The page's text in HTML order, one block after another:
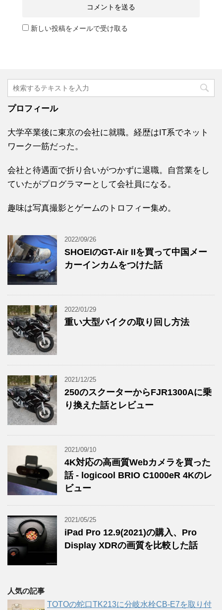
新しい投稿をメールで受け取る
プロフィール
大学卒業後に東京の会社に就職。経歴はIT系でネット
ワーク一筋だった。
会社と待遇面で折り合いがつかずに退職。自営業をし
ていたがプログラマーとして会社員になる。
趣味は写真撮影とゲームのトロフィー集め。
2022/09/26
SHOEIのGT-Air IIを買って中国メー
カーインカムをつけた話
2022/01/29
重い大型バイクの取り回し方法
2021/12/25
250のスクーターからFJR1300Aに乗
り換えた話とレビュー
2021/09/10
4K対応の高画質Webカメラを買った
話 - logicool BRIO C1000eR 4Kのレ
ビュー
2021/05/25
iPad Pro 12.9(2021)の購入、Pro
Display XDRの画質を比較した話
人気の記事
TOTOの蛇口TK213に分岐水栓CB-E7を取り付